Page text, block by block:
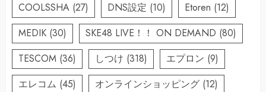
COOLSSHA (27) DNS設定 (10) Etoren (12)
MEDIK (30) SKE48 LIVE！！ ON DEMAND (80)
TESCOM (36) しつけ (318) エプロン (9)
エレコム (45) オンラインショッピング (12)